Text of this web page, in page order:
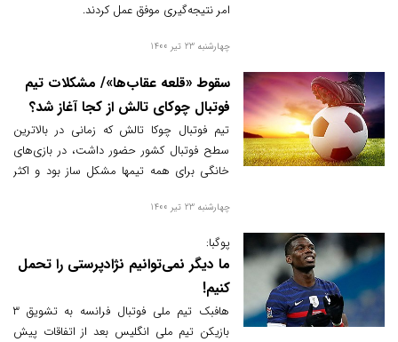
امر نتیجه‌گیری موفق عمل کردند.
چهارشنبه 23 تیر 1400
سقوط «قلعه عقاب‌ها»/ مشکلات تیم
فوتبال چوکای تالش از کجا آغاز شد؟
تیم فوتبال چوکا تالش که زمانی در بالاترین
سطح فوتبال کشور حضور داشت، در بازی‌های
خانگی برای همه تیمها مشکل ساز بود و اکثر
پوریای ولی تالش مغلوب و یا برابر این تیم به
نتیجه مساوی دست می یافتند، در رقابت های
لیگ دسته اول نتوانست آن صلابت و اقتدار
خود را تکرار کند و در آخرین دیدار خانگی خود
مغلوب و از این لیگ خداحافظی کرد.
چهارشنبه 23 تیر 1400
پوگبا:
ما دیگر نمی‌توانیم نژادپرستی را تحمل
کنیم!
هافبک تیم ملی فوتبال فرانسه به تشویق ۳
بازیکن تیم ملی انگلیس بعد از اتفاقات پیش